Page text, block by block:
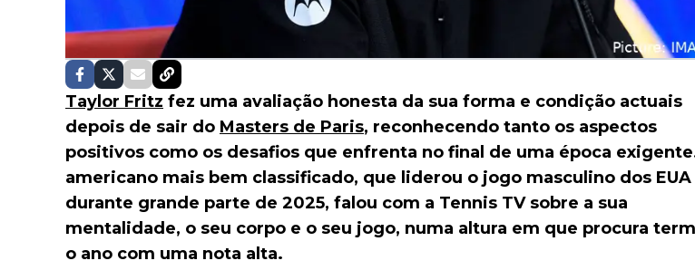
Taylor Fritz fez uma avaliação honesta da sua forma e condição actuais
depois de sair do Masters de Paris, reconhecendo tanto os aspectos
positivos como os desafios que enfrenta no final de uma época
americano mais bem classificado, que liderou o jogo masculino dos EUA
durante grande parte de 2025, falou com a Tennis TV sobre a sua
mentalidade, o seu corpo e o seu jogo, numa altura em que procura
o ano com uma nota alta.